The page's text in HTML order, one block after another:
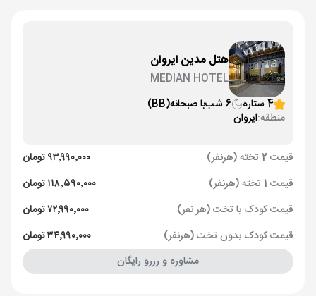
هتل مدین ایروان
MEDIAN HOTEL
4 ستاره
6 شب با صبحانه(BB)
منطقه:ایروان
قیمت 2 تخته (هرنفر)
۹۳٬۹۹۰٬۰۰۰ تومان
قیمت 1 تخته (هرنفر)
۱۱۸٬۵۹۰٬۰۰۰ تومان
قیمت کودک با تخت (هر نفر)
۷۲٬۹۹۰٬۰۰۰ تومان
قیمت کودک بدون تخت (هرنفر)
۳۴٬۹۹۰٬۰۰۰ تومان
مشاوره و رزرو رایگان